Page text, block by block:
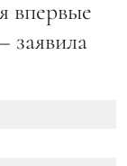
впервые
заявила